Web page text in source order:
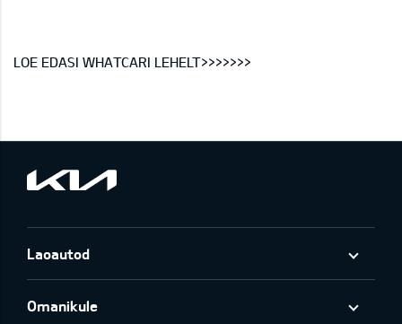
LOE EDASI WHATCARI LEHELT>>>>>>>
Laoautod
Omanikule